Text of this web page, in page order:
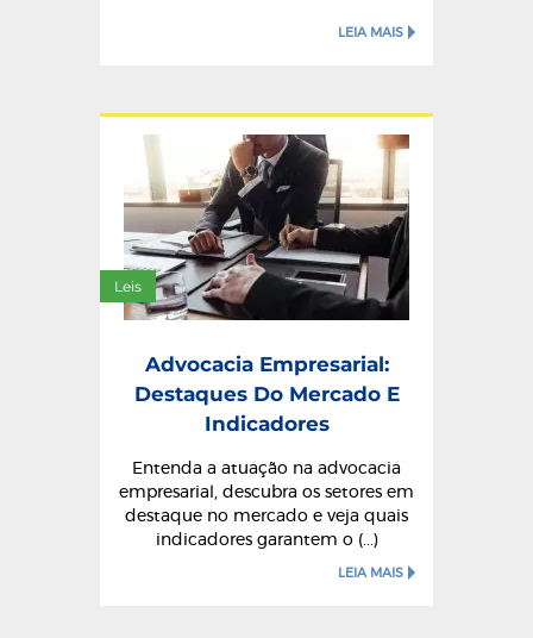
LEIA MAIS
Leis
Advocacia Empresarial:
Destaques Do Mercado E
Indicadores
Entenda a atuação na advocacia
empresarial, descubra os setores em
destaque no mercado e veja quais
indicadores garantem o (...)
LEIA MAIS